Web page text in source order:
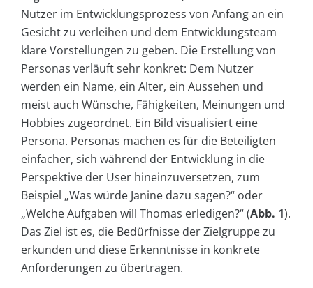
Nutzer im Entwicklungsprozess von Anfang an ein
Gesicht zu verleihen und dem Entwicklungsteam
klare Vorstellungen zu geben. Die Erstellung von
Personas verläuft sehr konkret: Dem Nutzer
werden ein Name, ein Alter, ein Aussehen und
meist auch Wünsche, Fähigkeiten, Meinungen und
Hobbies zugeordnet. Ein Bild visualisiert eine
Persona. Personas machen es für die Beteiligten
einfacher, sich während der Entwicklung in die
Perspektive der User hineinzuversetzen, zum
Beispiel „Was würde Janine dazu sagen?“ oder
„Welche Aufgaben will Thomas erledigen?“ (Abb. 1).
Das Ziel ist es, die Bedürfnisse der Zielgruppe zu
erkunden und diese Erkenntnisse in konkrete
Anforderungen zu übertragen.